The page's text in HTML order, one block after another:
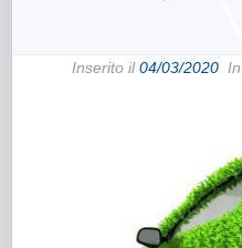
Inserito il04/03/2020 In